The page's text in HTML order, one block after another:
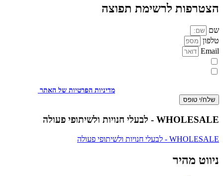
הצטרפות לרשימת תפוצה
שם
טלפון
Email
מדיניות הפרטיות של האתר
שלח/י טופס
WHOLESALE - לבעלי חנויות ולשיתופי פעולה
WHOLESALE - לבעלי חנויות ולשיתופי פעולה
ניווט מהיר